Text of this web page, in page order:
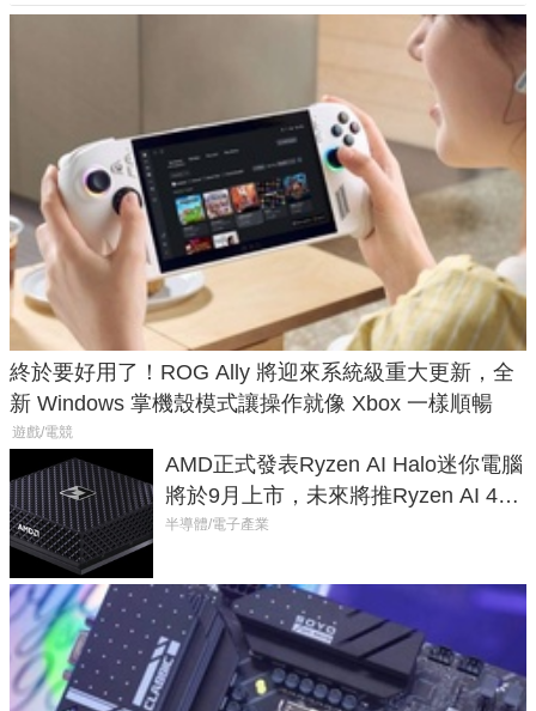
終於要好用了！ROG Ally 將迎來系統級重大更新，全
新 Windows 掌機殼模式讓操作就像 Xbox 一樣順暢
遊戲/電競
AMD正式發表Ryzen AI Halo迷你電腦
將於9月上市，未來將推Ryzen AI 400
Max系列處理器與對應升級版
半導體/電子產業